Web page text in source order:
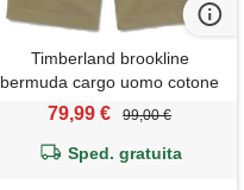
Timberland brookline
bermuda cargo uomo cotone
verde
79,99 € 99,00 €
Sped. gratuita